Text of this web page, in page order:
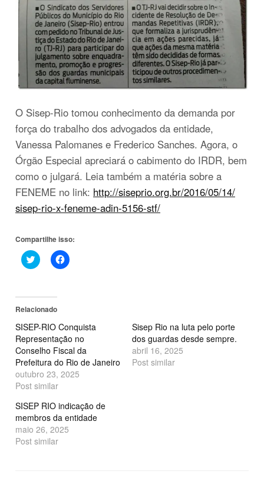
O Sisep-Rio tomou conhecimento da demanda por
força do trabalho dos advogados da entidade,
Vanessa Palomanes e Frederico Sanches. Agora, o
Órgão Especial apreciará o cabimento do IRDR, bem
como o julgará. Leia também a matéria sobre a
FENEME no link: http://siseprio.org.br/2016/05/14/
sisep-rio-x-feneme-adin-5156-stf/
Compartilhe isso:
Clique
para
em
janela)
Clique
para
Relacionado
SISEP-RIO Conquista
Representação no
Conselho Fiscal da
Prefeitura do Rio de Janeiro
outubro 23, 2025
Post similar
Sisep Rio na luta pelo porte
dos guardas desde sempre.
abril 16, 2025
Post similar
SISEP RIO indicação de
membros da entidade
maio 26, 2025
Post similar